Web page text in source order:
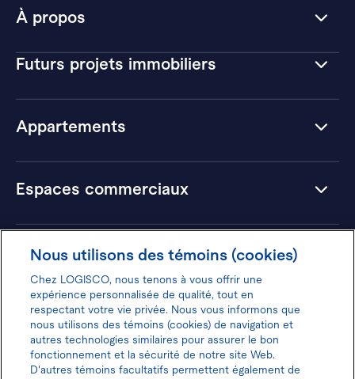
À propos
Futurs projets immobiliers
Appartements
Espaces commerciaux
Hôtels
Donnez votre avis pour gagner 100$
Nous utilisons des témoins (cookies)
Chez LOGISCO, nous tenons à vous offrir une
expérience personnalisée de qualité, tout en
respectant votre vie privée. Nous vous informons que
nous utilisons des témoins (cookies) de navigation et
autres technologies similaires pour assurer le bon
fonctionnement et la sécurité de notre site Web.
D'autres témoins facultatifs permettent également de